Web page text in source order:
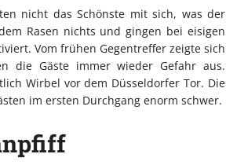
nicht das Schönste mit sich, was der
Rasen nichts und gingen bei eisigen
Vom frühen Gegentreffer zeigte sich
die Gäste immer wieder Gefahr aus.
Wirbel vor dem Düsseldorfer Tor. Die
im ersten Durchgang enorm schwer.